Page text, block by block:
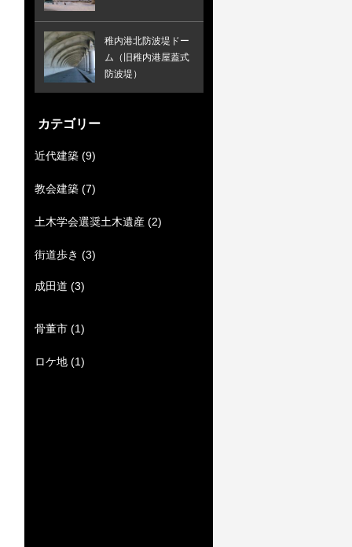
稚内港北防波堤ドー
ム（旧稚内港屋蓋式
防波堤）
カテゴリー
近代建築(9)
教会建築(7)
土木学会選奨土木遺産(2)
街道歩き (3)
成田道 (3)
骨董市(1)
ロケ地(1)